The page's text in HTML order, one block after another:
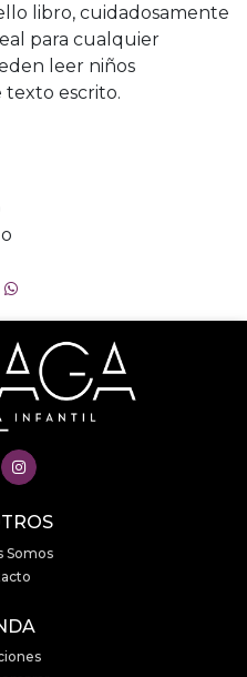
libro, cuidadosamente
para cualquier
leer niños
texto escrito.
Somos